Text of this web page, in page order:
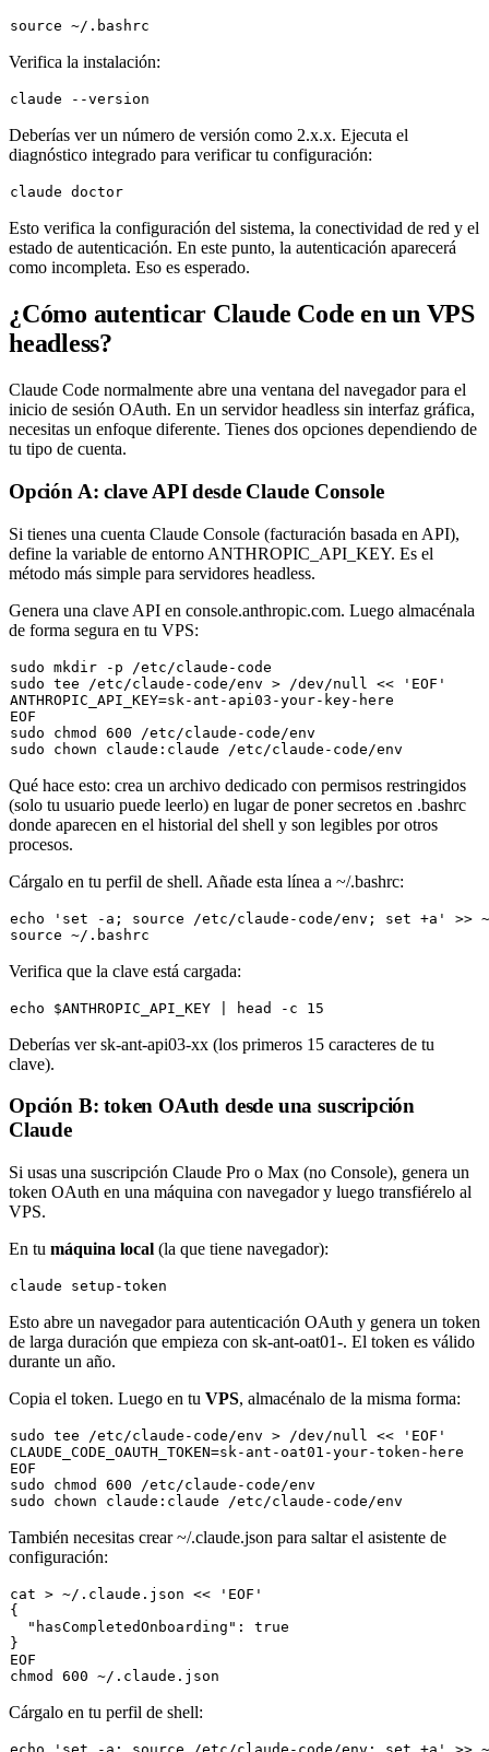
source
Verifica la instalación:
Deberías ver un número de versión como 2.x.x. Ejecuta el
diagnóstico integrado para verificar tu configuración:
Esto verifica la configuración del sistema, la conectividad de red y el
estado de autenticación. En este punto, la autenticación aparecerá
como incompleta. Eso es esperado.
¿Cómo autenticar Claude Code en un VPS
headless?
Claude Code normalmente abre una ventana del navegador para el
inicio de sesión OAuth. En un servidor headless sin interfaz gráfica,
necesitas un enfoque diferente. Tienes dos opciones dependiendo de
tu tipo de cuenta.
Opción A: clave API desde Claude Console
Si tienes una cuenta Claude Console (facturación basada en API),
define la variable de entorno ANTHROPIC_API_KEY. Es el
método más simple para servidores headless.
Genera una clave API en console.anthropic.com. Luego almacénala
de forma segura en tu VPS:
sudo mkdir
sudo tee /etc/claude-code/env > /dev/null <<
'EOF'
ANTHROPIC_API_KEY=sk-ant-api03-your-key-here
sudo
chmod
sudo
chown
Qué hace esto: crea un archivo dedicado con permisos restringidos
(solo tu usuario puede leerlo) en lugar de poner secretos en .bashrc
donde aparecen en el historial del shell y son legibles por otros
procesos.
Cárgalo en tu perfil de shell. Añade esta línea a ~/.bashrc:
echo
'set -a; source /etc/claude-code/env; set +a'
source
Verifica que la clave está cargada:
echo $ANTHROPIC_API_KEY head
Deberías versk-ant-api03-xx (los primeros 15 caracteres de tu
clave).
Opción B: token OAuth desde una suscripción
Claude
Si usas una suscripción Claude Pro o Max (no Console), genera un
token OAuth en una máquina con navegador y luego transfiérelo al
VPS.
En tu máquina local (la que tiene navegador):
Esto abre un navegador para autenticación OAuth y genera un token
de larga duración que empieza con sk-ant-oat01-. El token es válido
durante un año.
Copia el token. Luego en tu VPS, almacénalo de la misma forma:
sudo tee /etc/claude-code/env > /dev/null <<
'EOF'
CLAUDE_CODE_OAUTH_TOKEN=sk-ant-oat01-your-token-here
sudo
chmod
sudo
chown
También necesitas crear~/.claude.json para saltar el asistente de
configuración:
cat > ~/.claude.json <<
'EOF'
{
"hasCompletedOnboarding" : true
}
chmod
Cárgalo en tu perfil de shell: